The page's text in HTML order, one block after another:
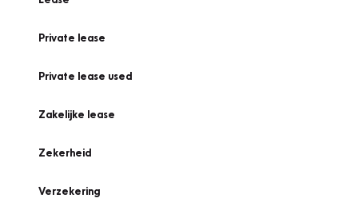
Private lease
Private lease used
Zakelijke lease
Zekerheid
Verzekering